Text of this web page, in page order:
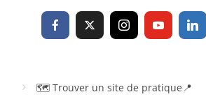
🗺 Trouver un site de pratique📍